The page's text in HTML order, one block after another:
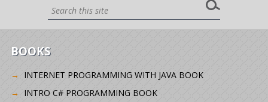
BOOKS
INTERNET PROGRAMMING WITH JAVA BOOK
INTRO C# PROGRAMMING BOOK